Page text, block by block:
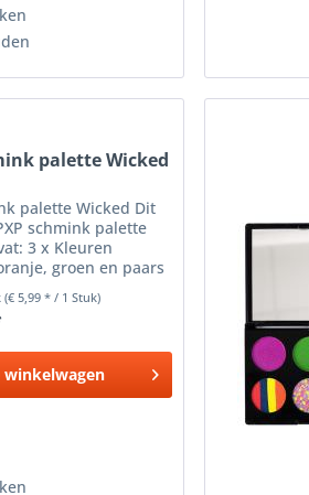
palette Wicked
palette Wicked Dit
schmink palette
3 x Kleuren
groen en paars
3.5 gram 1 x
Spring Break 2.6
chrome...
(€ 5,99 * / 1 Stuk)
winkelwagen